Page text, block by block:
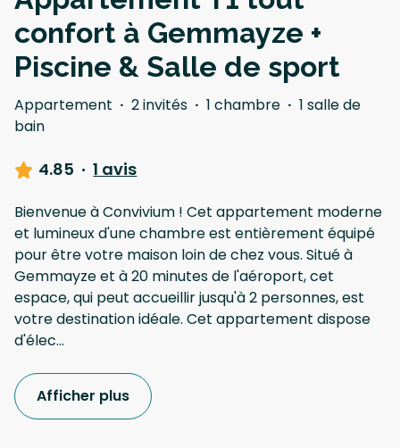
confort à Gemmayze +
Piscine & Salle de sport
Appartement · 2 invités · 1 chambre · 1 salle de
bain
4.85 · 1 avis
Bienvenue à Convivium ! Cet appartement moderne
et lumineux d'une chambre est entièrement équipé
pour être votre maison loin de chez vous. Situé à
Gemmayze et à 20 minutes de l'aéroport, cet
espace, qui peut accueillir jusqu'à 2 personnes, est
votre destination idéale. Cet appartement dispose
d'élec...
Afficher plus